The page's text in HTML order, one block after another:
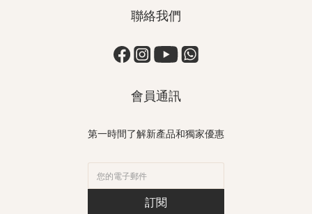
聯絡我們
會員通訊
第一時間了解新產品和獨家優惠
訂閱